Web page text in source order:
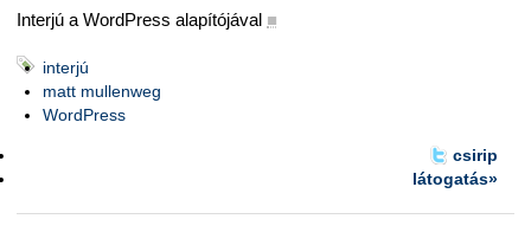
Interjú a WordPress alapítójával ■
interjú
matt mullenweg
WordPress
csirip
látogatás»